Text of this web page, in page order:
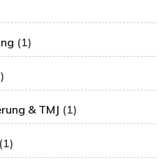
(1)
& TMJ (1)
(1)